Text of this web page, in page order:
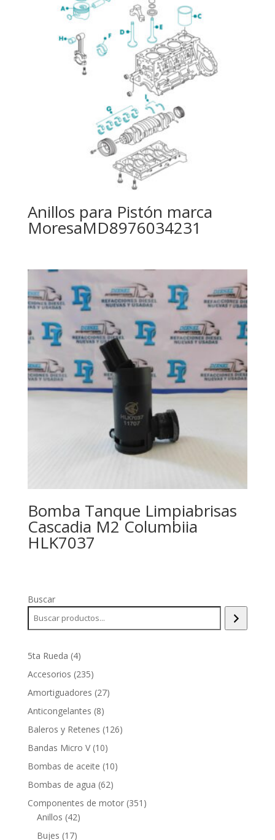
Anillos para Pistón marca
MoresaMD8976034231
Bomba Tanque Limpiabrisas
Cascadia M2 Columbiia
HLK7037
Buscar
5ta Rueda 44
productos
Accesorios 235235
productos
Amortiguadores 2727
Anticongelantes 88
productos
Baleros y Retenes 126126
Bandas Micro V 1010
productos
Bombas de aceite 1010
Bombas de agua 6262
productos
Componentes de motor 351 351
Anillos 4242
Bujes 1717